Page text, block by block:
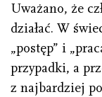
Uważano, że
działać. W
„postęp” i
przypadki, a
z najbardziej